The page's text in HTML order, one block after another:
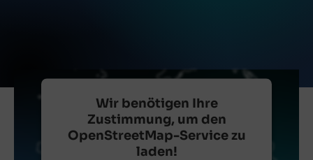
Wir benötigen Ihre
Zustimmung, um den
OpenStreetMap-Service zu
laden!